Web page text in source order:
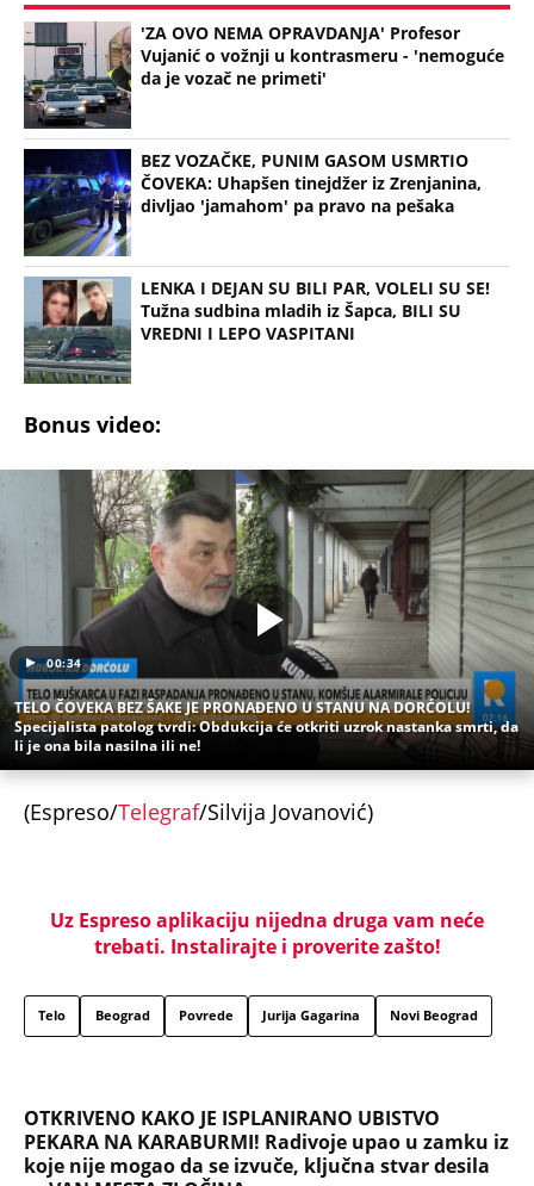
'ZA OVO NEMA OPRAVDANJA' Profesor
Vujanić o vožnji u kontrasmeru - 'nemoguće
da je vozač ne primeti'
BEZ VOZAČKE, PUNIM GASOM USMRTIO
ČOVEKA: Uhapšen tinejdžer iz Zrenjanina,
divljao 'jamahom' pa pravo na pešaka
LENKA I DEJAN SU BILI PAR, VOLELI SU SE!
Tužna sudbina mladih iz Šapca, BILI SU
VREDNI I LEPO VASPITANI
Bonus video:
00:34
TELO ČOVEKA BEZ ŠAKE JE PRONAĐENO U STANU NA DORĆOLU!
Specijalista patolog tvrdi: Obdukcija će otkriti uzrok nastanka smrti, da
li je ona bila nasilna ili ne!
(Espreso/Telegraf/Silvija Jovanović)
Uz Espreso aplikaciju nijedna druga vam neće
trebati. Instalirajte i proverite zašto!
Telo Beograd Povrede Jurija Gagarina Novi Beograd
OTKRIVENO KAKO JE ISPLANIRANO UBISTVO
PEKARA NA KARABURMI! Radivoje upao u zamku iz
koje nije mogao da se izvuče, ključna stvar desila